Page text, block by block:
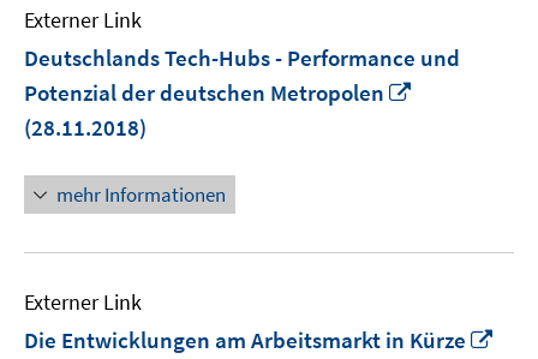
Externer Link
Deutschlands Tech-Hubs - Performance und
Potenzial der deutschen Metropolen
(28.11.2018)
mehr Informationen
Externer Link
Die Entwicklungen am Arbeitsmarkt in Kürze